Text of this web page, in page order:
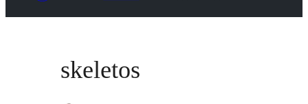
skeletos